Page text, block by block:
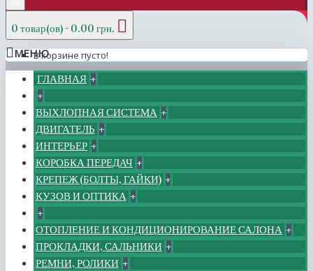
0 товар(ов) - 0.00 грн.
В корзине пусто!
МЕНЮ
ГЛАВНАЯ +
+
ВЫХЛОПНАЯ СИСТЕМА +
ДВИГАТЕЛЬ +
ИНТЕРЬЕР +
КОРОБКА ПЕРЕДАЧ +
КРЕПЕЖ (БОЛТЫ, ГАЙКИ) +
КУЗОВ И ОПТИКА +
+
ОТОПЛЕНИЕ И КОНДИЦИОНИРОВАНИЕ САЛОНА +
ПРОКЛАДКИ, САЛЬНИКИ +
РЕМНИ, РОЛИКИ +